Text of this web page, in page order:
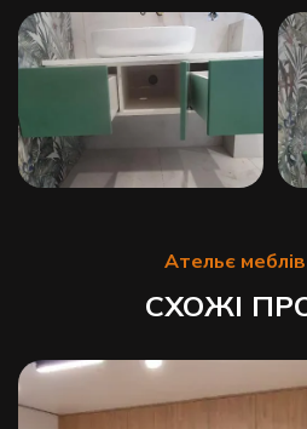
Ательє
СХОЖІ